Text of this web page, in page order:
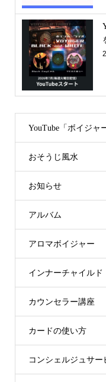
YouTube「ボイジャ
おそうじ風水
お知らせ
アルバム
アロマボイジャー
インナーチャイルド
カウンセラー講座
カードの使い方
コンシェルジュサー